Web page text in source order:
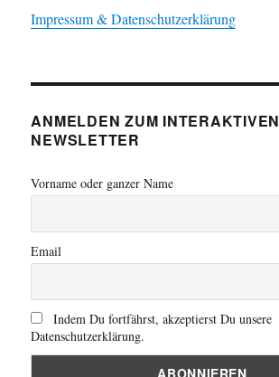
Impressum & Datenschutzerklärung
ANMELDEN ZUM INTERAKTIVEN
NEWSLETTER
Vorname oder ganzer Name
Email
Indem Du fortfährst, akzeptierst Du unsere
Datenschutzerklärung.